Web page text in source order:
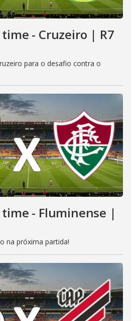
time - Cruzeiro | R7
para o desafio contra o
time - Fluminense |
na próxima partida!